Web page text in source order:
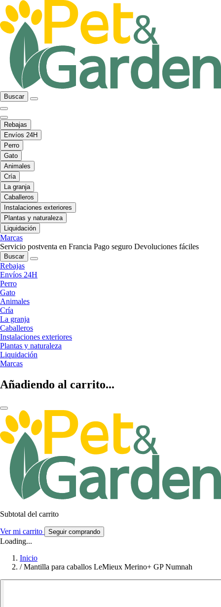
Buscar
Rebajas
Envíos 24H
Perro
Gato
Animales
Cría
La granja
Caballeros
Instalaciones exteriores
Plantas y naturaleza
Liquidación
Marcas
Servicio postventa en Francia Pago seguro Devoluciones fáciles
Buscar
Rebajas
Envíos 24H
Perro
Gato
Animales
Cría
La granja
Caballeros
Instalaciones exteriores
Plantas y naturaleza
Liquidación
Marcas
Añadiendo al carrito...
Subtotal del carrito
Ver mi carrito Seguir comprando
Loading...
Inicio
/ Mantilla para caballos LeMieux Merino+ GP Numnah